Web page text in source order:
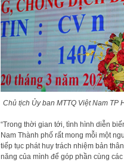
Chủ tịch Ủy ban MTTQ Việt Nam
“Trong thời gian tới, tình hình diễn
Nam Thành phố rất mong mỗi một
tiếp tục phát huy trách nhiệm bản
năng của mình để góp phần cùng